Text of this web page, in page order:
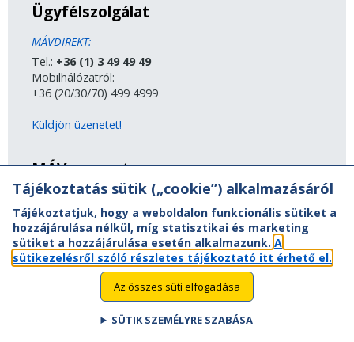
Ügyfélszolgálat
MÁVDIREKT:
Tel.: +36 (1) 3 49 49 49
Mobilhálózatról:
+36 (20/30/70) 499 4999
Küldjön üzenetet!
MÁV-csoport
A MÁV-csoport tagjai
Jogi útmutatás
Adatvédelem
Kapcsolat
Vasút a nagyvilágban
Akadálymentesítési nyilatkozat
Tájékoztatás sütik („cookie”) alkalmazásáról
Tájékoztatjuk, hogy a weboldalon funkcionális sütiket a
hozzájárulása nélkül, míg statisztikai és marketing
sütiket a hozzájárulása esetén alkalmazunk. A
sütikezelésről szóló részletes tájékoztató itt érhető el.
Az összes süti elfogadása
SÜTIK SZEMÉLYRE SZABÁSA